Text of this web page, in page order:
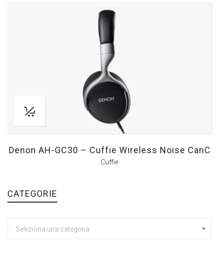
Denon AH-GC30 – Cuffie Wireless Noise CanC
Cuffie
CATEGORIE
Seleziona una categoria